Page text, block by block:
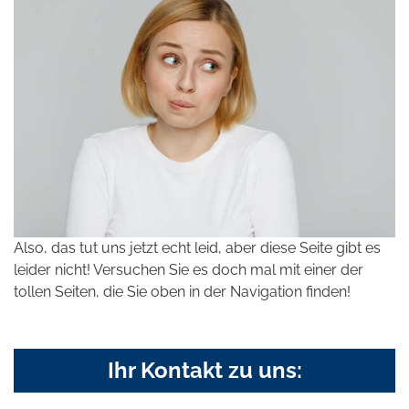
Also, das tut uns jetzt echt leid, aber diese Seite gibt es
leider nicht! Versuchen Sie es doch mal mit einer der
tollen Seiten, die Sie oben in der Navigation finden!
Ihr Kontakt zu uns: